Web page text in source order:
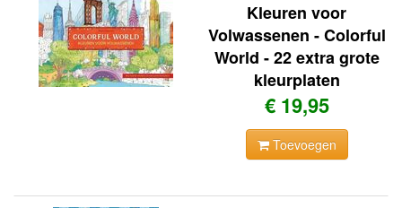
Kleuren voor
Volwassenen - Colorful
World - 22 extra grote
kleurplaten
€ 19,95
Toevoegen